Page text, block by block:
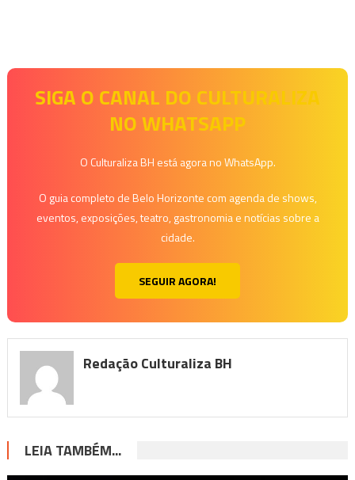
SIGA O CANAL DO CULTURALIZA
NO WHATSAPP
O Culturaliza BH está agora no WhatsApp.
O guia completo de Belo Horizonte com agenda de shows,
eventos, exposições, teatro, gastronomia e notícias sobre a
cidade.
SEGUIR AGORA!
Redação Culturaliza BH
LEIA TAMBÉM...